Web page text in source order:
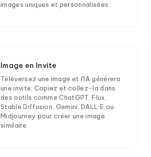
images uniques et personnalisées
Image en Invite
Téléversez une image et l'IA générera
une invite. Copiez et collez-la dans
des outils comme ChatGPT, Flux,
Stable Diffusion, Gemini, DALL·E ou
Midjourney pour créer une image
similaire